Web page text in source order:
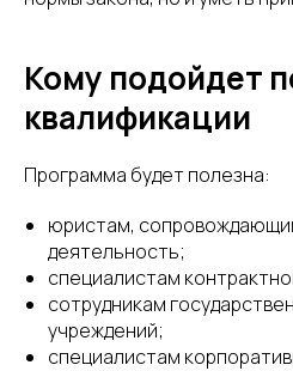
Кому подойдет
квалификации
Программа будет полезна:
юристам,
деятельность;
специалистам
сотрудникам
учреждений;
специалистам